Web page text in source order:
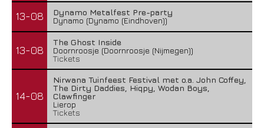
13-08
Dynamo Metalfest Pre-party
Dynamo (Dynamo (Eindhoven))
13-08
The Ghost Inside
Doornroosje (Doornroosje (Nijmegen))
Tickets
14-08
Nirwana Tuinfeest Festival met o.a. John Coffey,
The Dirty Daddies, Hiqpy, Wodan Boys,
Clawfinger
Lierop
Tickets